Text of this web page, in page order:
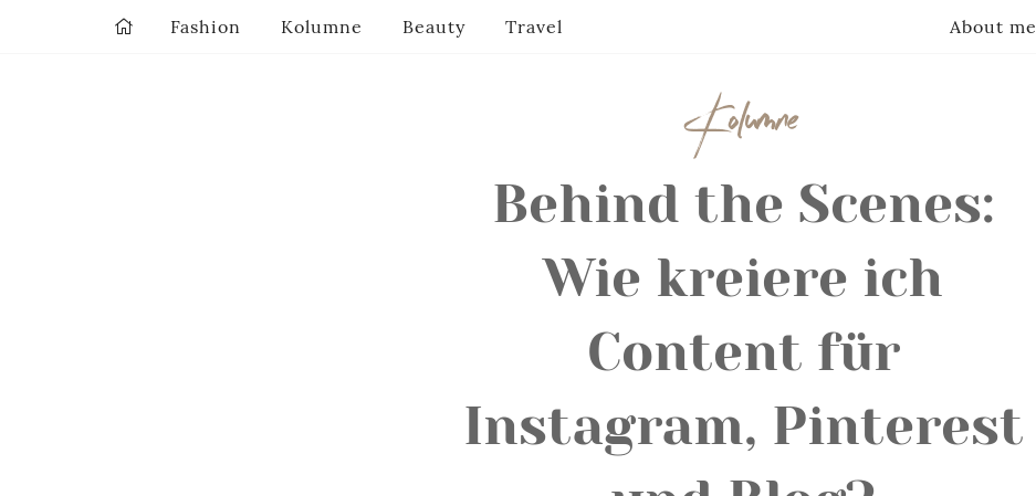
Kolumne
Behind the Scenes:
Wie kreiere ich
Content für
Instagram, Pinterest
Fashion Kolumne Beauty Travel About me